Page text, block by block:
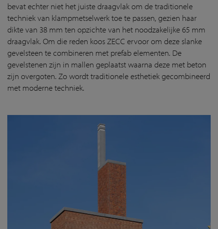
bevat echter niet het juiste draagvlak om de traditionele
techniek van klampmetselwerk toe te passen, gezien haar
dikte van 38 mm ten opzichte van het noodzakelijke 65 mm
draagvlak. Om die reden koos ZECC ervoor om deze slanke
gevelsteen te combineren met prefab elementen. De
gevelstenen zijn in mallen geplaatst waarna deze met beton
zijn overgoten. Zo wordt traditionele esthetiek gecombineerd
met moderne techniek.